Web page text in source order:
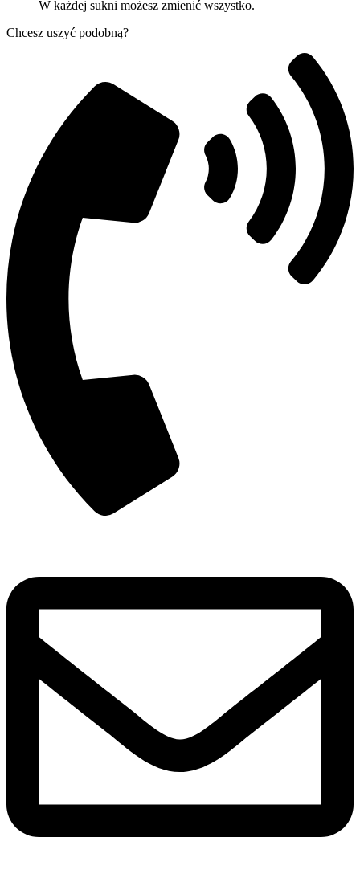
W każdej sukni możesz zmienić wszystko.
Chcesz uszyć podobną?